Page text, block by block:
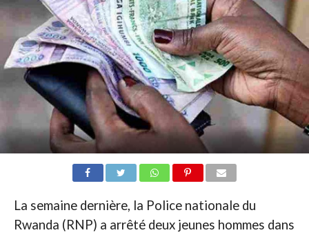
La semaine dernière, la Police nationale du
Rwanda (RNP) a arrêté deux jeunes hommes dans